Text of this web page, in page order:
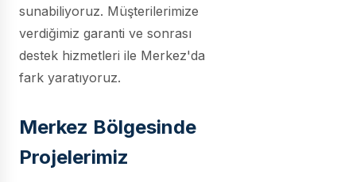
sunabiliyoruz. Müşterilerimize
verdiğimiz garanti ve sonrası
destek hizmetleri ile Merkez'da
fark yaratıyoruz.
Merkez Bölgesinde
Projelerimiz